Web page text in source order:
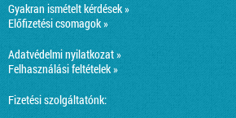
Gyakran ismételt kérdések »
Előfizetési csomagok »
Adatvédelmi nyilatkozat »
Felhasználási feltételek »
Fizetési szolgáltatónk: